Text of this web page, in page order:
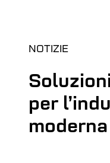
NOTIZIE
per